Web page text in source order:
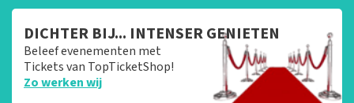
DICHTER BIJ... INTENSER GENIETEN
Beleef evenementen met
Tickets van TopTicketShop!
Zo werken wij